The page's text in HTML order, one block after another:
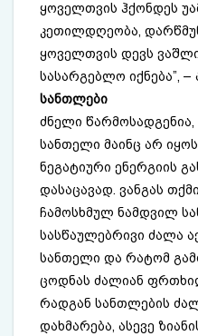
ყოველთვის ჰქონდეს
კეთილდღეობა,
ყოველთვის დევს
სასარგებლო იქნება”, –
სანთლები
ძნელი
სანთელი მაინც არ
ნეგატიური ენერგიის
დასაცავად. ვანგას
ჩამოსხმულ ნამდვილ
სასწაულებრივი ძალა
სანთელი და რატომ
ცოდნას ძალიან
რადგან სანთლების
დახმარება, ასევე